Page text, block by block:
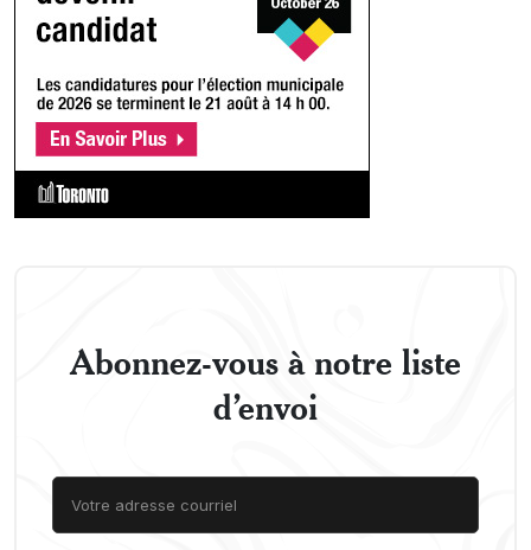
Abonnez-vous à notre liste
d’envoi